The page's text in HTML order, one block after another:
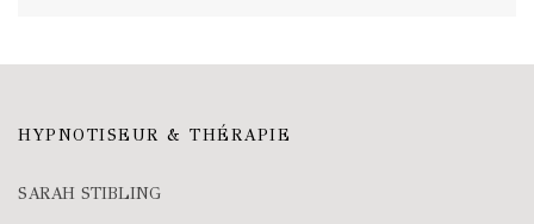
HYPNOTISEUR & THÉRAPIE
SARAH STIBLING